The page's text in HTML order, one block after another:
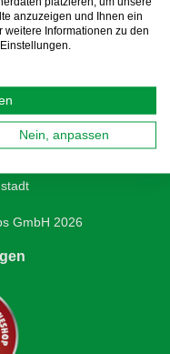
GmbH
GmbH 2026
anzuzeigen und Ihnen ein
Informationen zu den
Nein, anpassen